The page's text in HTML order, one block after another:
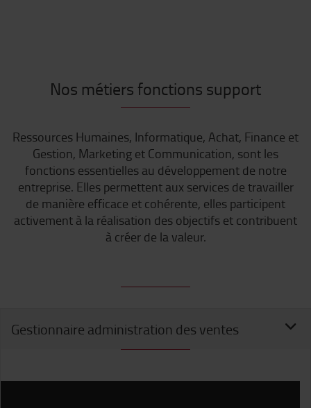
Nos métiers fonctions support
Ressources Humaines, Informatique, Achat, Finance et
Gestion, Marketing et Communication, sont les
fonctions essentielles au développement de notre
entreprise. Elles permettent aux services de travailler
de manière efficace et cohérente, elles participent
activement à la réalisation des objectifs et contribuent
à créer de la valeur.
Gestionnaire administration des ventes